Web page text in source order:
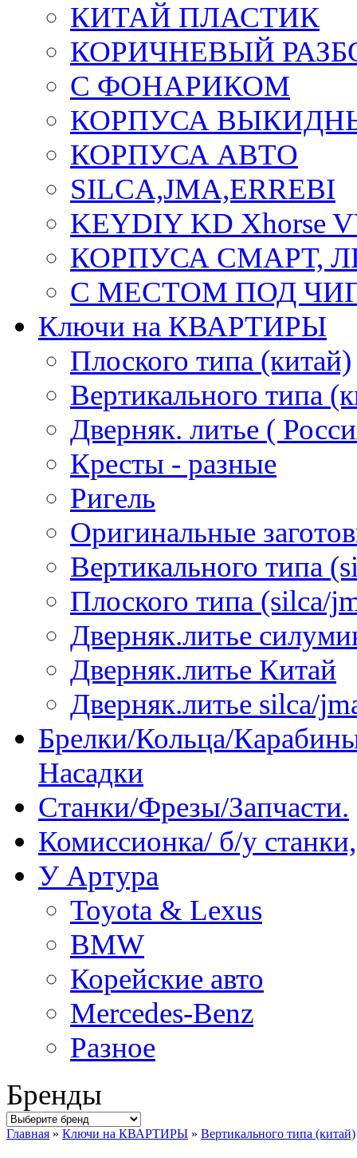
КИТАЙ ПЛАСТИК
КОРИЧНЕВЫЙ
С ФОНАРИКОМ
КОРПУСА
КОРПУСА АВТО
SILCA,JMA,ERREBI
KEYDIY KD Xhorse
КОРПУСА СМАРТ,
С МЕСТОМ ПОД
Ключи на КВАРТИРЫ
Плоского типа (китай)
Вертикального типа
Дверняк. литье (
Кресты - разные
Ригель
Оригинальные
Вертикального типа
Плоского типа (silca/
Дверняк.литье
Дверняк.литье Китай
Дверняк.литье silca/
Брелки/Кольца/
Насадки
Станки/Фрезы/Запчасти.
Комиссионка/ б/у
У Артура
Toyota & Lexus
BMW
Корейские авто
Mercedes-Benz
Разное
Бренды
Главная » Ключи на КВАРТИРЫ » Вертикального типа (китай)